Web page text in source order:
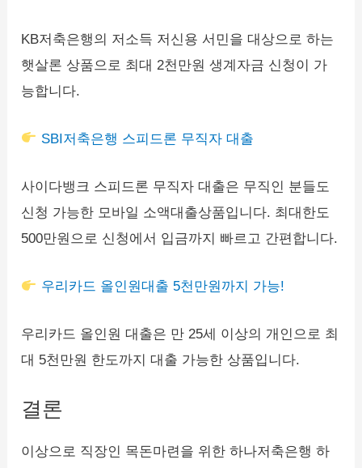
KB저축은행의 저소득 저신용 서민을 대상으로 하는
햇살론 상품으로 최대 2천만원 생계자금 신청이 가
능합니다.
SBI저축은행 스피드론 무직자 대출
사이다뱅크 스피드론 무직자 대출은 무직인 분들도
신청 가능한 모바일 소액대출상품입니다. 최대한도
500만원으로 신청에서 입금까지 빠르고 간편합니다.
우리카드 올인원대출 5천만원까지 가능!
우리카드 올인원 대출은 만 25세 이상의 개인으로 최
대 5천만원 한도까지 대출 가능한 상품입니다.
결론
이상으로 직장인 목돈마련을 위한 하나저축은행 하